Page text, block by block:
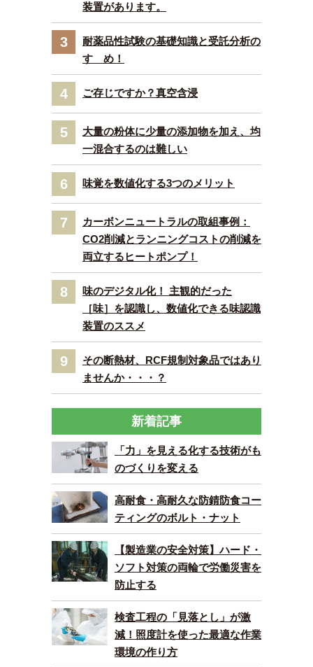
装置があります。
3
耐薬品性試験の基礎知識と受託分析の
すゝめ！
4 ご存じですか？真空含浸
5
大量の粉体に少量の添加物を加え、均
一混合するのは難しい
6 味覚を数値化する3つのメリット
7
カーボンニュートラルの取組事例：
CO2削減とランニングコストの削減を
両立するヒートポンプ！
8
味のデジタル化！ 主観的だった
［味］を認識し、数値化できる味認識
装置のススメ
9
その断熱材、RCF規制対象品ではあり
ませんか・・・？
新着記事
「力」を見える化する技術がも
のづくりを変える
高耐食・高耐久な防錆防食コー
ティングのボルト・ナット
【製造業の安全対策】ハード・
ソフト対策の両輪で労働災害を
防止する
検査工程の「見落とし」が激
減！照度計を使った最適な作業
環境の作り方